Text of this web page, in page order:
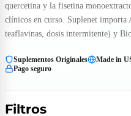
quercetina y la fisetina
clínicos en curso. Suplenet
teaflavinas, dosis intermitente) y
Suplementos Originales Made in
Pago seguro
Filtros